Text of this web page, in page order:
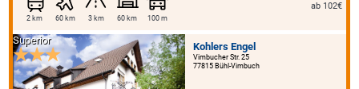
2 km 60 km 3 km 60 km 100 m
ab 102€
Kohlers Engel
Vimbucher Str. 25
77815 Bühl-Vimbuch
Superior